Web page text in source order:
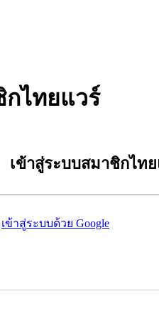
กไทยแวร์
เข้าสู่ระบบสมาชิกไท
เข้าสู่ระบบด้วย Google